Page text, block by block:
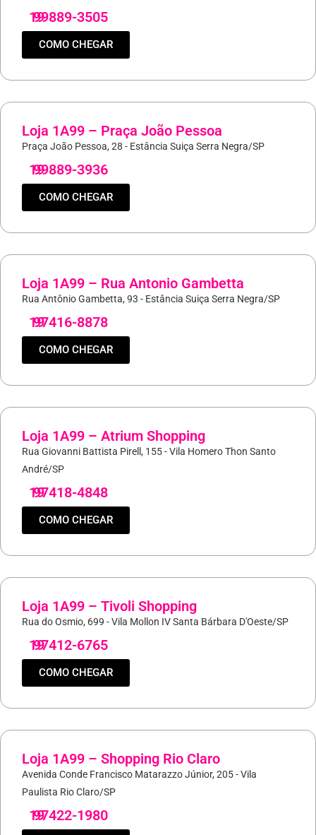
19
99889-3505
COMO CHEGAR
Loja 1A99 – Praça João Pessoa
Praça João Pessoa, 28 - Estância Suiça Serra Negra/SP
19
99889-3936
COMO CHEGAR
Loja 1A99 – Rua Antonio Gambetta
Rua Antônio Gambetta, 93 - Estância Suiça Serra Negra/SP
19
97416-8878
COMO CHEGAR
Loja 1A99 – Atrium Shopping
Rua Giovanni Battista Pirell, 155 - Vila Homero Thon Santo
André/SP
19
97418-4848
COMO CHEGAR
Loja 1A99 – Tivoli Shopping
Rua do Osmio, 699 - Vila Mollon IV Santa Bárbara D'Oeste/SP
19
97412-6765
COMO CHEGAR
Loja 1A99 – Shopping Rio Claro
Avenida Conde Francisco Matarazzo Júnior, 205 - Vila
Paulista Rio Claro/SP
19
97422-1980